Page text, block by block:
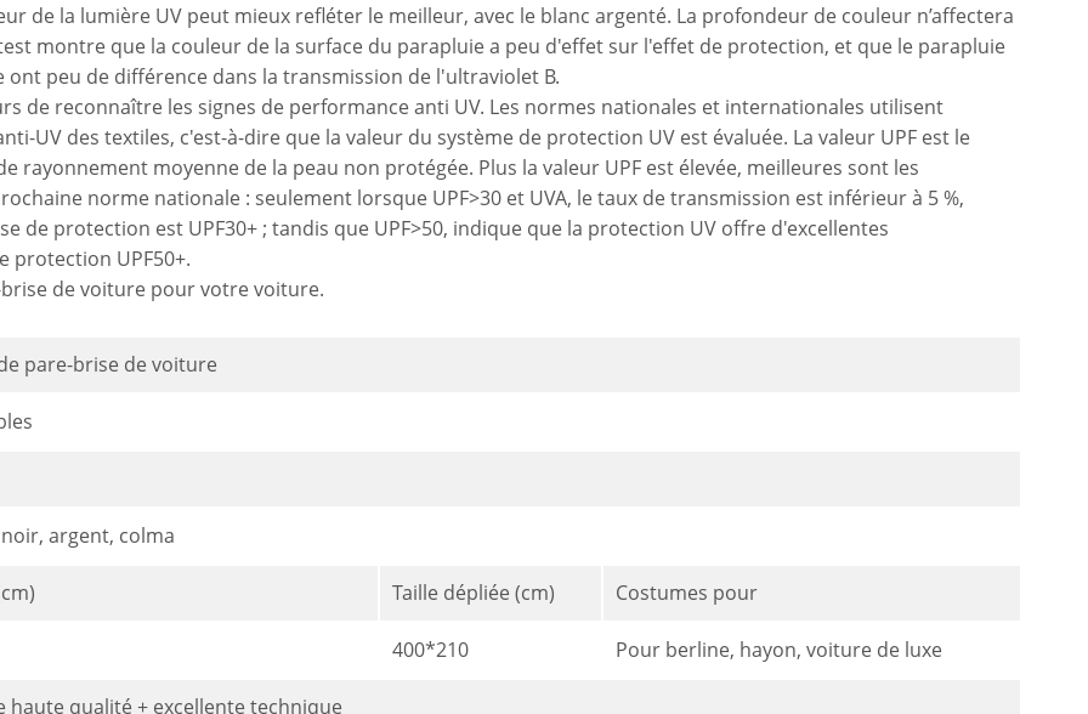
de la lumière UV peut mieux refléter le meilleur, avec le blanc argenté. La profondeur de couleur n’affectera
montre que la couleur de la surface du parapluie a peu d'effet sur l'effet de protection, et que le parapluie
peu de différence dans la transmission de l'ultraviolet B.
de reconnaître les signes de performance anti UV. Les normes nationales et internationales utilisent
UV des textiles, c'est-à-dire que la valeur du système de protection UV est évaluée. La valeur UPF est le
moyenne de la peau non protégée. Plus la valeur UPF est élevée, meilleures sont les
norme nationale : seulement lorsque UPF>30 et UVA, le taux de transmission est inférieur à 5 %,
de protection est UPF30+ ; tandis que UPF>50, indique que la protection UV offre d'excellentes
protection UPF50+.
de voiture pour votre voiture.
pare-brise de voiture
argent, colma
Taille dépliée (cm) Costumes pour
400*210 Pour berline, hayon, voiture de luxe
haute qualité + excellente technique